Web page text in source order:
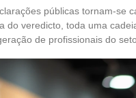
públicas tornam-se
do veredicto, toda uma
de profissionais do